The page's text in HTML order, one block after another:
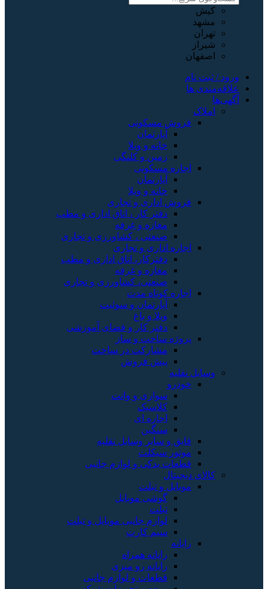
کیش
مشهد
تهران
شیراز
اصفهان
ورود / ثبت نام
علاقه‌مندی ها
آگهی‌ها
املاک
فروش مسکونی
آپارتمان
خانه و ویلا
زمین و کلنگی
اجاره مسکونی
آپارتمان
خانه و ویلا
فروش اداری و تجاری
دفتر کار ، اتاق اداری و مطب
مغازه و غرفه
صنعتی ، کشاورزی و تجاری
اجاره اداری و تجاری
دفترکار، اتاق اداری و مطب
مغازه و غرفه
صنعتی، کشاورزی و تجاری
اجاره کوتاه مدت
آپارتمان و سوئیت
ویلا و باغ
دفتر کار و فضای آموزشی
پروژه ساخت و ساز
مشارکت در ساخت
پیش فروش
وسایل نقلیه
خودرو
سواری و وانت
کلاسیک
اجاره ای
سنگین
قایق و سایر وسایل نقلیه
موتور سیکلت
قطعات یدکی و لوازم جانبی
کالای دیجیتال
موبایل و تبلت
گوشی موبایل
تبلت
لوازم جانبی موبایل و تبلت
سیم کارت
رایانه
رایانه همراه
رایانه رو میزی
قطعات و لوازم جانبی